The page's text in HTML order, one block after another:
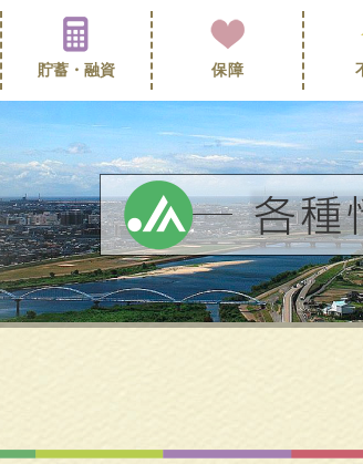
貯蓄・ 融資 保障